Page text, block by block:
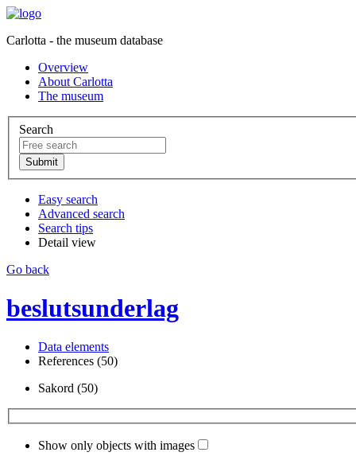
Carlotta - the museum database
Overview
About Carlotta
The museum
Search
Easy search
Advanced search
Search tips
Detail view
Go back
beslutsunderlag
Data elements
References (50)
Sakord (50)
Show only objects with images